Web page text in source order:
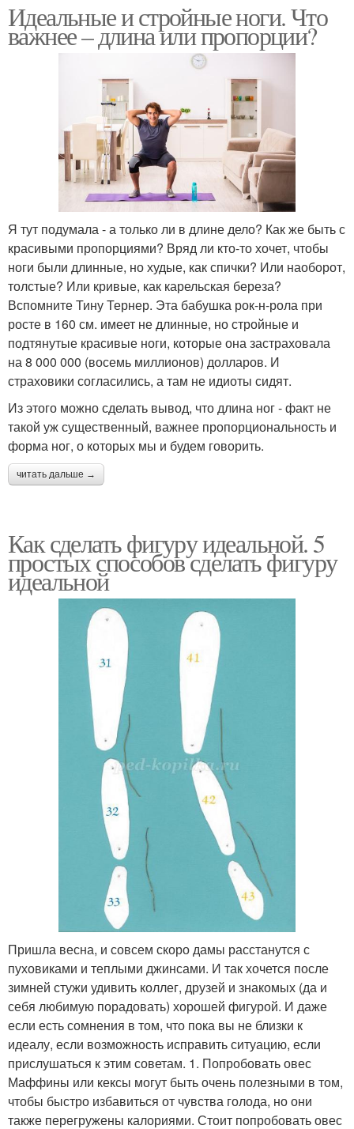
Идеальные и стройные ноги. Что
важнее – длина или пропорции?
Я тут подумала - а только ли в длине дело? Как же быть с
красивыми пропорциями? Вряд ли кто-то хочет, чтобы
ноги были длинные, но худые, как спички? Или наоборот,
толстые? Или кривые, как карельская береза?
Вспомните Тину Тернер. Эта бабушка рок-н-рола при
росте в 160 см. имеет не длинные, но стройные и
подтянутые красивые ноги, которые она застраховала
на 8 000 000 (восемь миллионов) долларов. И
страховики согласились, а там не идиоты сидят.
Из этого можно сделать вывод, что длина ног - факт не
такой уж существенный, важнее пропорциональность и
форма ног, о которых мы и будем говорить.
читать дальше →
Как сделать фигуру идеальной. 5
простых способов сделать фигуру
идеальной
Пришла весна, и совсем скоро дамы расстанутся с
пуховиками и теплыми джинсами. И так хочется после
зимней стужи удивить коллег, друзей и знакомых (да и
себя любимую порадовать) хорошей фигурой. И даже
если есть сомнения в том, что пока вы не близки к
идеалу, если возможность исправить ситуацию, если
прислушаться к этим советам. 1. Попробовать овес
Маффины или кексы могут быть очень полезными в том,
чтобы быстро избавиться от чувства голода, но они
также перегружены калориями. Стоит попробовать овес